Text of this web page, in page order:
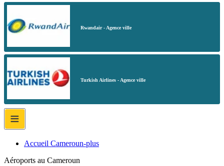
Rwandair - Agence ville
Turkish Airlines - Agence ville
≡
Accueil Cameroun-plus
Aéroports au Cameroun